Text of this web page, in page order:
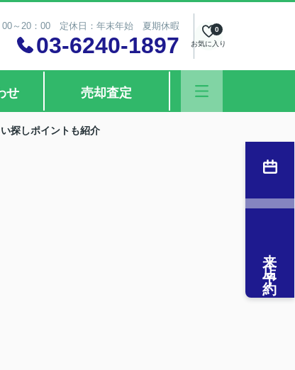
00～20：00 定休日：年末年始 夏期休暇
03-6240-1897 お気に入り
0
せ 売却査定
探しポイントも紹介
来店予約